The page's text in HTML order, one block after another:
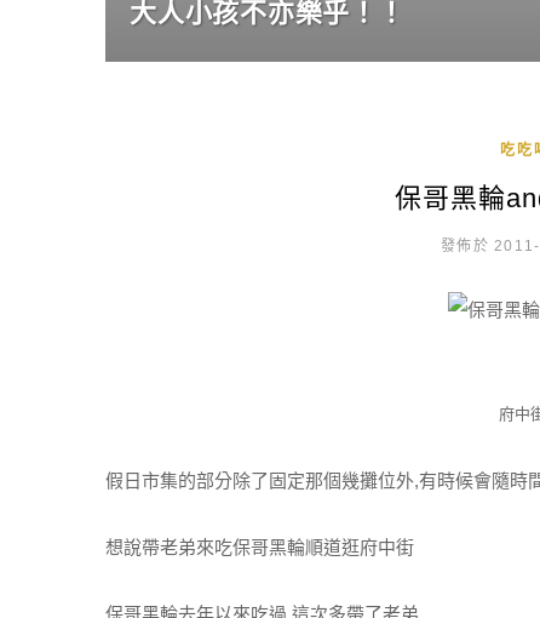
大人小孩不亦樂乎！！
吃吃
保哥黑輪
發佈於
府中
假日市集的部分除了固定那個幾攤位外,有時候會隨時
想說帶老弟來吃保哥黑輪順道逛府中街
保哥黑輪去年以來吃過,這次多帶了老弟